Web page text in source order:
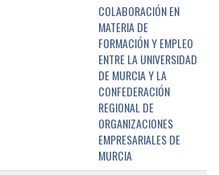
COLABORACIÓN EN
MATERIA DE
FORMACIÓN Y EMPLEO
ENTRE LA UNIVERSIDAD
DE MURCIA Y LA
CONFEDERACIÓN
REGIONAL DE
ORGANIZACIONES
EMPRESARIALES DE
MURCIA